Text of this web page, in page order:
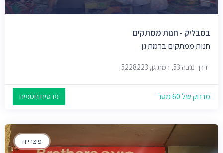
במבליק - חנות ממתקים
חנות ממתקים ברמת גן
דרך נגבה 53, רמת גן, 5228223
מרחק של 60 מטר פרטים נוספים
פיצרייה